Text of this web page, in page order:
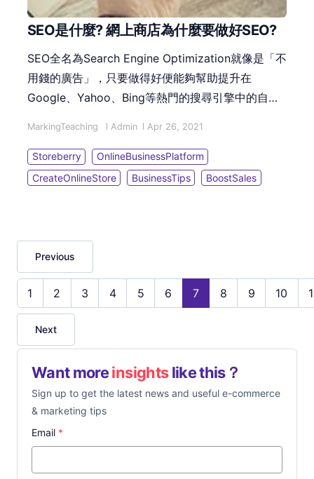
SEO是什麼? 網上商店為什麼要做好SEO?
SEO全名為Search Engine Optimization就像是「不
用錢的廣告」，只要做得好便能夠幫助提升在
Google、Yahoo、Bing等熱門的搜尋引擎中的自然
果頁SERP (Search Engine Results Page)當中，讓
您的網站處於較前位置更容易被潛在客人找到，從而
SEO對網站宣傳曝光的重要性。
MarkingTeaching Admin Apr 26, 2021
Storeberry
OnlineBusinessPlatform
CreateOnlineStore
BusinessTips BoostSales
Previous
1 2 3 4 5 6 7 8 9 10
Next
Want moreinsightslike this？
Sign up to get the latest news and useful e-commerce
& marketing tips
Email *